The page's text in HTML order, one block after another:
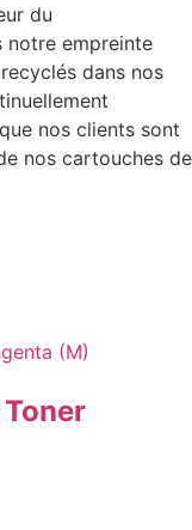
du
notre empreinte
dans nos
nos clients sont
nos cartouches de